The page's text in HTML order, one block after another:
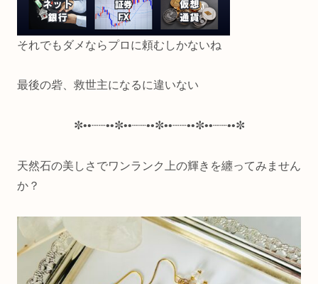
それでもダメならプロに頼むしかないね
最後の砦、救世主になるに違いない
✼••┈┈••✼••┈┈••✼••┈┈••✼••┈┈••✼
天然石の美しさでワンランク上の輝きを纏ってみません
か？